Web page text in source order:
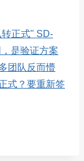
正式" SD-
是验证方案
团队反而懵
式？要重新签